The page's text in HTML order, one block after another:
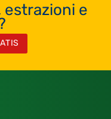
estrazioni e